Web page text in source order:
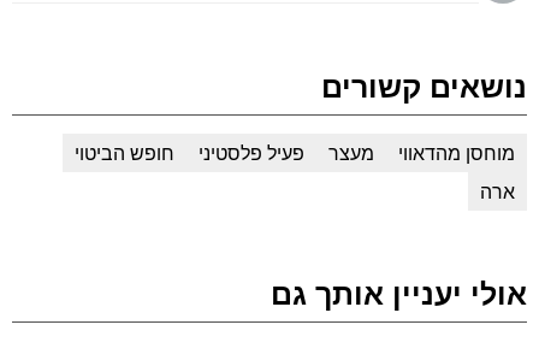
נושאים קשורים
מוחסן מהדאווי מעצר פעיל פלסטיני
חופש הביטוי
ארה
אולי יעניין אותך גם